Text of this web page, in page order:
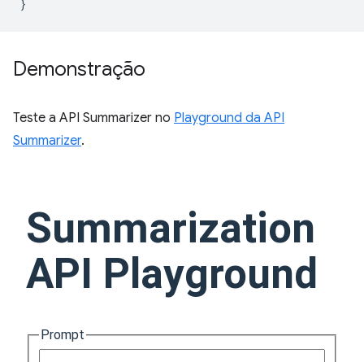
}
Demonstração
Teste a API Summarizer no Playground da API
Summarizer.